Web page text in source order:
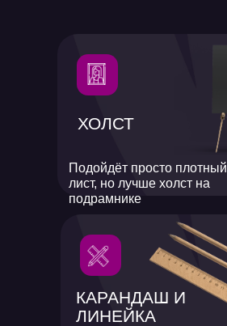
КАРАНДАШ И
ЛИНЕЙКА
Подойдёт просто плотный
лист, но лучше холст на
подрамнике
ХОЛСТ